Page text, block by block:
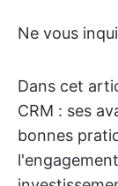
Ne vous
Dans cet
CRM : ses
bonnes